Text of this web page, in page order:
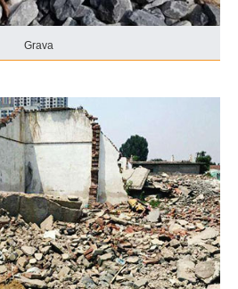
Grava